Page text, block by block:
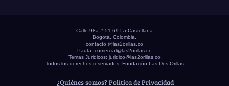
Calle 98a # 51-69 La Castellana
Bogotá, Colombia.
contacto @las2orillas.co
Pauta: comercial@las2orillas.co
Temas Juridicos: juridico@las2orillas.co
Todos los derechos reservados. Fundación Las Dos Orillas
¿Quiénes somos? Política de Privacidad